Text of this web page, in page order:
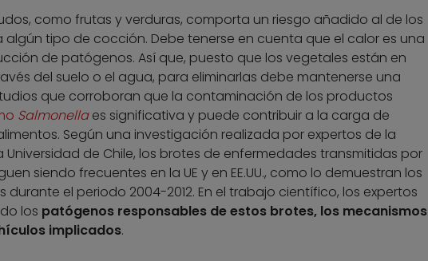
como frutas y verduras, comporta un riesgo añadido al de los
tipo de cocción. Debe tenerse en cuenta que el calor es una
de patógenos. Así que, puesto que los vegetales están en
del suelo o el agua, para eliminarlas debe mantenerse una
que corroboran que la contaminación de los productos
Salmonellaes significativa y puede contribuir a la carga de
Según una investigación realizada por expertos de la
Universidad de Chile, los brotes de enfermedades transmitidas por
siendo frecuentes en la UE y en EE.UU., como lo demuestran los
el periodo 2004-2012. En el trabajo científico, los expertos
los patógenos responsables de estos brotes, los mecanismos
implicados.